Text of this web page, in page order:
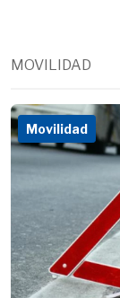
MOVILIDAD
Movilidad